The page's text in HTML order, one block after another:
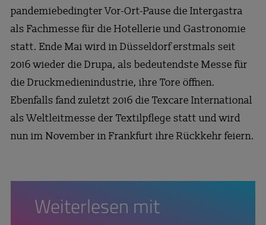
pandemiebedingter Vor-Ort-Pause die Intergastra
als Fachmesse für die Hotellerie und Gastronomie
statt. Ende Mai wird in Düsseldorf erstmals seit
2016 wieder die Drupa, als bedeutendste Messe für
die Druckmedienindustrie, ihre Tore öffnen.
Ebenfalls fand zuletzt 2016 die Texcare International
als Weltleitmesse der Textilpflege statt und wird
nun im November in Frankfurt ihre Rückkehr feiern.
Weiterlesen mit